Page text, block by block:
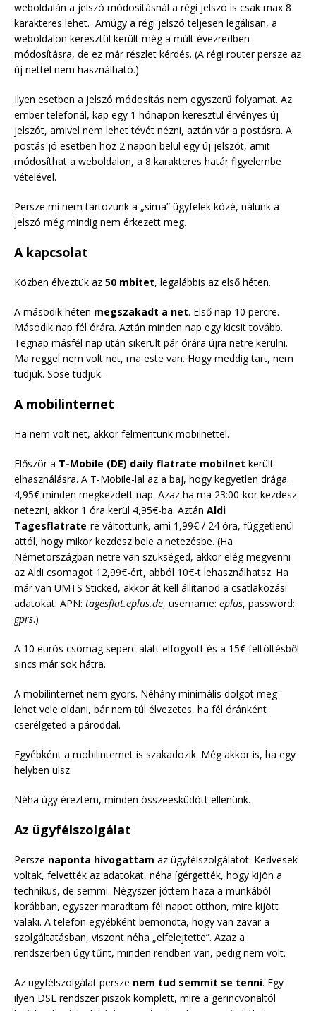
weboldalán a jelszó módosításnál a régi jelszó is csak max 8
karakteres lehet. Amúgy a régi jelszó teljesen legálisan, a
weboldalon keresztül került még a múlt évezredben
módosításra, de ez már részlet kérdés. (A régi router persze az
új nettel nem használható.)
Ilyen esetben a jelszó módosítás nem egyszerű folyamat. Az
ember telefonál, kap egy 1 hónapon keresztül érvényes új
jelszót, amivel nem lehet tévét nézni, aztán vár a postásra. A
postás jó esetben hoz 2 napon belül egy új jelszót, amit
módosíthat a weboldalon, a 8 karakteres határ figyelembe
vételével.
Persze mi nem tartozunk a „sima” ügyfelek közé, nálunk a
jelszó még mindig nem érkezett meg.
A kapcsolat
Közben élveztük az 50 mbitet, legalábbis az első héten.
A második héten megszakadt a net. Első nap 10 percre.
Második nap fél órára. Aztán minden nap egy kicsit tovább.
Tegnap másfél nap után sikerült pár órára újra netre kerülni.
Ma reggel nem volt net, ma este van. Hogy meddig tart, nem
tudjuk. Sose tudjuk.
A mobilinternet
Ha nem volt net, akkor felmentünk mobilnettel.
Először a T-Mobile (DE) daily flatrate mobilnet került
elhasználásra. A T-Mobile-lal az a baj, hogy kegyetlen drága.
4,95€ minden megkezdett nap. Azaz ha ma 23:00-kor kezdesz
netezni, akkor 1 óra kerül 4,95€-ba. Aztán Aldi
Tagesflatrate-re váltottunk, ami 1,99€ / 24 óra, függetlenül
attól, hogy mikor kezdesz bele a netezésbe. (Ha
Németországban netre van szükséged, akkor elég megvenni
az Aldi csomagot 12,99€-ért, abból 10€-t lehasználhatsz. Ha
már van UMTS Sticked, akkor át kell állítanod a csatlakozási
adatokat: APN: tagesflat.eplus.de, username: eplus, password:
gprs.)
A 10 eurós csomag seperc alatt elfogyott és a 15€ feltöltésből
sincs már sok hátra.
A mobilinternet nem gyors. Néhány minimális dolgot meg
lehet vele oldani, bár nem túl élvezetes, ha fél óránként
cserélgeted a pároddal.
Egyébként a mobilinternet is szakadozik. Még akkor is, ha egy
helyben ülsz.
Néha úgy éreztem, minden összeesküdött ellenünk.
Az ügyfélszolgálat
Persze naponta hívogattam az ügyfélszolgálatot. Kedvesek
voltak, felvették az adatokat, néha ígérgették, hogy kijön a
technikus, de semmi. Négyszer jöttem haza a munkából
korábban, egyszer maradtam fél napot otthon, mire kijött
valaki. A telefon egyébként bemondta, hogy van zavar a
szolgáltatásban, viszont néha „elfelejtette”. Azaz a
rendszerben úgy tűnt, minden rendben van, pedig nem volt.
Az ügyfélszolgálat persze nem tud semmit se tenni. Egy
ilyen DSL rendszer piszok komplett, mire a gerincvonaltól